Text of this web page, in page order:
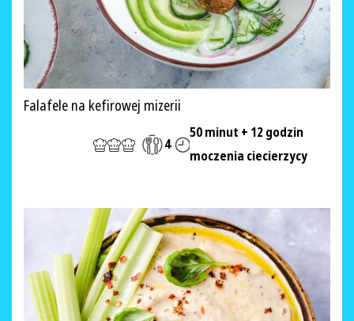
Falafele na kefirowej mizerii
4
50 minut + 12 godzin
moczenia ciecierzycy